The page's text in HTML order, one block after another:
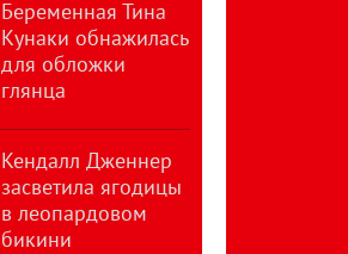
Беременная Тина
Кунаки обнажилась
для обложки
глянца
Кендалл Дженнер
засветила ягодицы
в леопардовом
бикини